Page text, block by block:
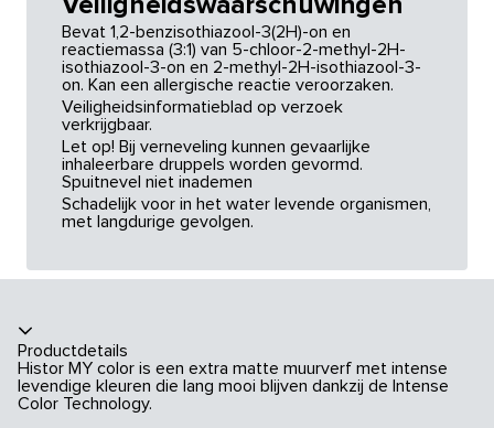
Bevat 1,2-benzisothiazool-3(2H)-on en
reactiemassa (3:1) van 5-chloor-2-methyl-2H-
isothiazool-3-on en 2-methyl-2H-isothiazool-3-
on. Kan een allergische reactie veroorzaken.
Veiligheidsinformatieblad op verzoek
verkrijgbaar.
Let op! Bij verneveling kunnen gevaarlijke
inhaleerbare druppels worden gevormd.
Spuitnevel niet inademen
Schadelijk voor in het water levende organismen,
met langdurige gevolgen.
Productdetails
Histor MY color is een extra matte muurverf met intense
levendige kleuren die lang mooi blijven dankzij de Intense
Color Technology.